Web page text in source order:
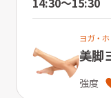
ヨガ・
美脚
強度